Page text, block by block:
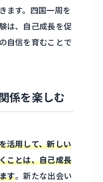
ます。四国一周を
は、自己成長を促
自信を育むことで
係を楽しむ
活用して、新しい
ことは、自己成長
す。新たな出会い